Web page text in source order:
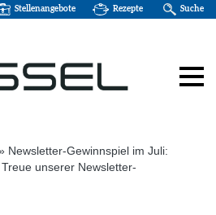
Stellenangebote Rezepte Suche
Newsletter-Gewinnspiel im Juli:
unserer Newsletter-